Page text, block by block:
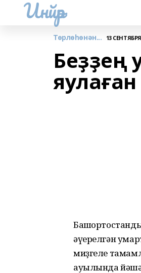
Инйәр
Төрлөһөнән... 13 СЕНТЯБРЯ
Беҙҙең
яулаған
әүерелгән
миҙгеле
ауылында